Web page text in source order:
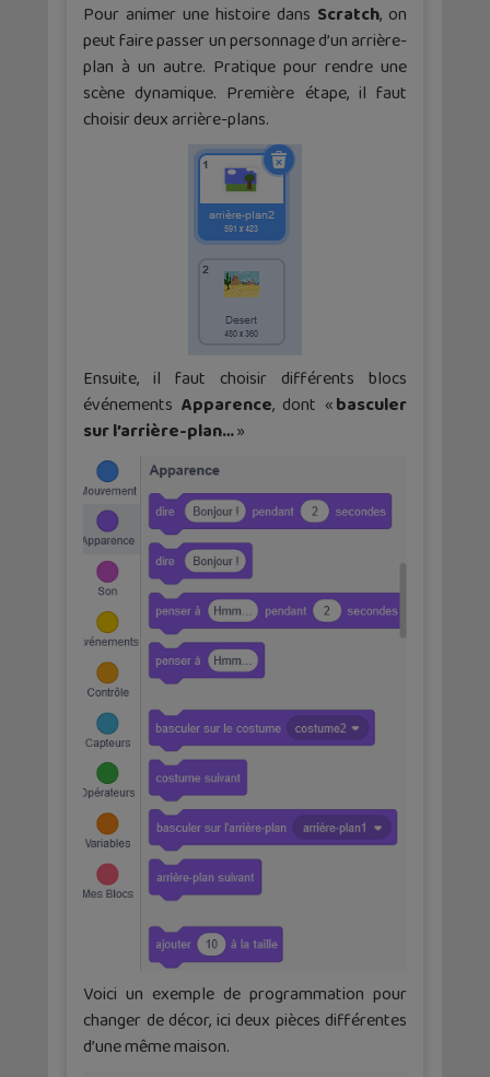
Pour animer une histoire dans Scratch, on
peut faire passer un personnage d’un arrière-
plan à un autre. Pratique pour rendre une
scène dynamique. Première étape, il faut
choisir deux arrière-plans.
Ensuite, il faut choisir différents blocs
événements Apparence, dont «basculer
sur l’arrière-plan…»
Voici un exemple de programmation pour
changer de décor, ici deux pièces différentes
d’une même maison.